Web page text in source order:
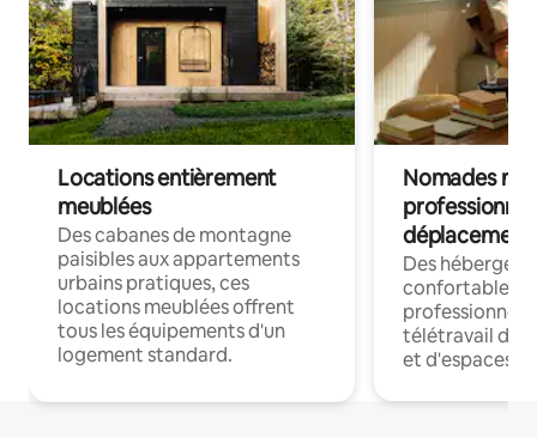
Locations entièrement
meublées
Des cabanes de montagne
paisibles aux appartements
urbains pratiques, ces
locations meublées offrent
tous les équipements d'un
logement standard.
Nomades
déplacement
Des
confortables
professionnels
télétravail
et d'espaces